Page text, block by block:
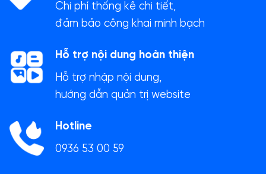
Chi phí thống kê chi tiết,
đảm bảo công khai minh bạch
Hỗ trợ nội dung hoàn thiện
Hỗ trợ nhập nội dung,
hướng dẫn quản trị website
Hotline
0936 53 00 59